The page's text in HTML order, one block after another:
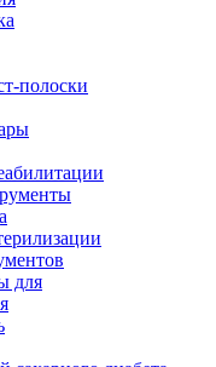
полоски
для